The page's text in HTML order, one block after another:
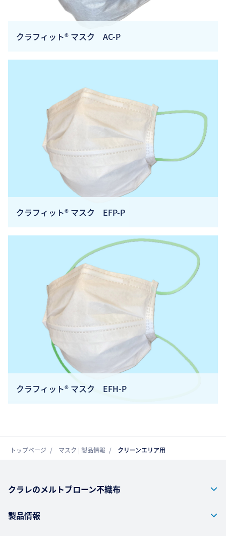
クラフィット® マスク AC-P
クラフィット® マスク EFP-P
クラフィット® マスク EFH-P
トップページ マスク | 製品情報 クリーンエリア用
クラレのメルトブローン不織布
製品情報